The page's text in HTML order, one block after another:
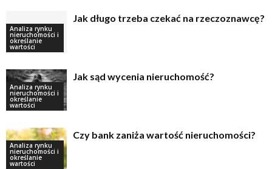
Analiza rynku
nieruchomości i
określanie
wartości
Jak długo trzeba czekać na rzeczoznawcę?
Analiza rynku
nieruchomości i
określanie
wartości
Jak sąd wycenia nieruchomość?
Analiza rynku
nieruchomości i
określanie
wartości
Czy bank zaniża wartość nieruchomości?